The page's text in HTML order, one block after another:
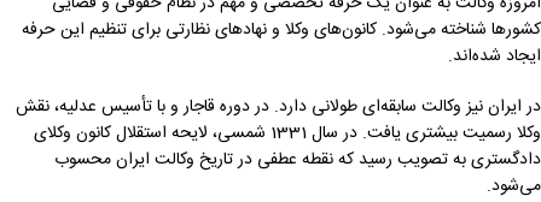
کشورها شناخته می‌شود. کانون‌های وکلا و نهادهای نظارتی برای تنظیم این حرفه
ایجاد شده‌اند.
در ایران نیز وکالت سابقه‌ای طولانی دارد. در دوره قاجار و با تأسیس عدلیه، نقش
وکلا رسمیت بیشتری یافت. در سال 1331 شمسی، لایحه استقلال کانون وکلای
دادگستری به تصویب رسید که نقطه عطفی در تاریخ وکالت ایران محسوب
می‌شود.